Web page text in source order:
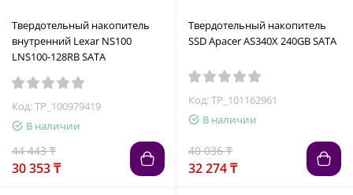
Твердотельный накопитель
внутренний Lexar NS100
LNS100-128RB SATA
Код: TP_100979419
В наличии
44 443 ₸
30 353 ₸
Твердотельный накопитель
SSD Apacer AS340X 240GB SATA
Код: TP_101162961
В наличии
40 036 ₸
32 274 ₸